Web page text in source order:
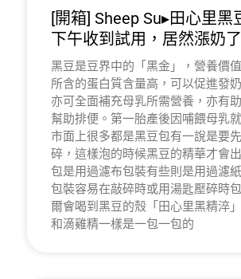
[開箱] Sheep Su▸田心里黑
下午收到試用，居然漲奶了
黑豆是豆界中的「黑金」，營養價
所含的蛋白質含量高，可以促進發
亦可全面補充母乳所需營養，亦有
幫助排便。第一胎產後因哺餵母乳
市面上很多都是黑豆包有一說是要
碎，這樣泡的時候黑豆的精華才會
包是用過濾布包裝有些則是用過濾
包裝容易在敲碎時或用湯匙壓碎時
爾會喝到黑豆的殼「田心里黑精淬
和滴雞精一樣是一包一包的